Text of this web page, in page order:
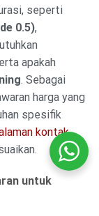
seperti
0.5),
apakah
. Sebagai
harga yang
spesifik
kontak
untuk